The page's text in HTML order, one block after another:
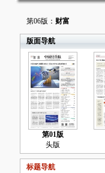
第06版： 财富
版面导航
第01版
头版
标题导航